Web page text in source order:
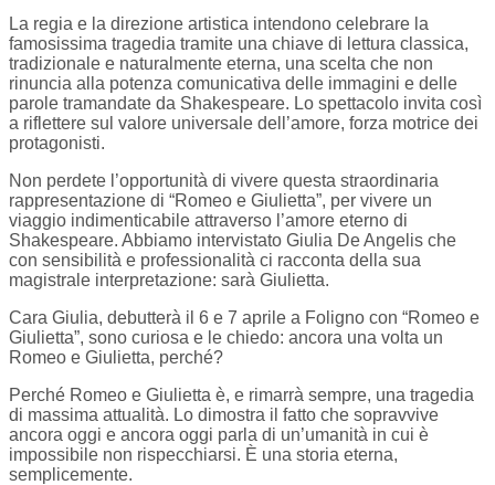
La regia e la direzione artistica intendono celebrare la
famosissima tragedia tramite una chiave di lettura classica,
tradizionale e naturalmente eterna, una scelta che non
rinuncia alla potenza comunicativa delle immagini e delle
parole tramandate da Shakespeare. Lo spettacolo invita così
a riflettere sul valore universale dell’amore, forza motrice dei
protagonisti.
Non perdete l’opportunità di vivere questa straordinaria
rappresentazione di “Romeo e Giulietta”, per vivere un
viaggio indimenticabile attraverso l’amore eterno di
Shakespeare. Abbiamo intervistato Giulia De Angelis che
con sensibilità e professionalità ci racconta della sua
magistrale interpretazione: sarà Giulietta.
Cara Giulia, debutterà il 6 e 7 aprile a Foligno con “Romeo e
Giulietta”, sono curiosa e le chiedo: ancora una volta un
Romeo e Giulietta, perché?
Perché Romeo e Giulietta è, e rimarrà sempre, una tragedia
di massima attualità. Lo dimostra il fatto che sopravvive
ancora oggi e ancora oggi parla di un’umanità in cui è
impossibile non rispecchiarsi. È una storia eterna,
semplicemente.